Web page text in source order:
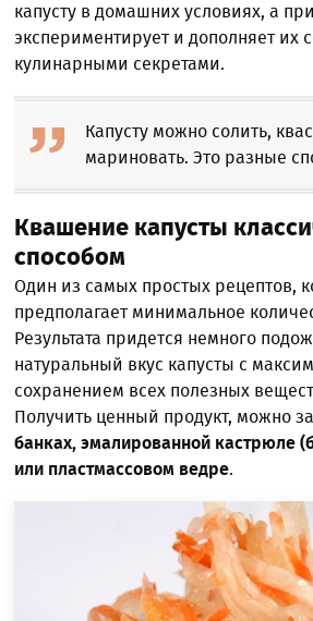
капусту в домашних условиях, а
экспериментирует и дополняет их
кулинарными секретами.
Капусту можно солить,
мариновать. Это разные
Квашение капусты
способом
Один из самых простых рецептов,
предполагает минимальное
Результата придется немного
натуральный вкус капусты с
сохранением всех полезных
Получить ценный продукт, можно
банках, эмалированной кастрюле
или пластмассовом ведре.